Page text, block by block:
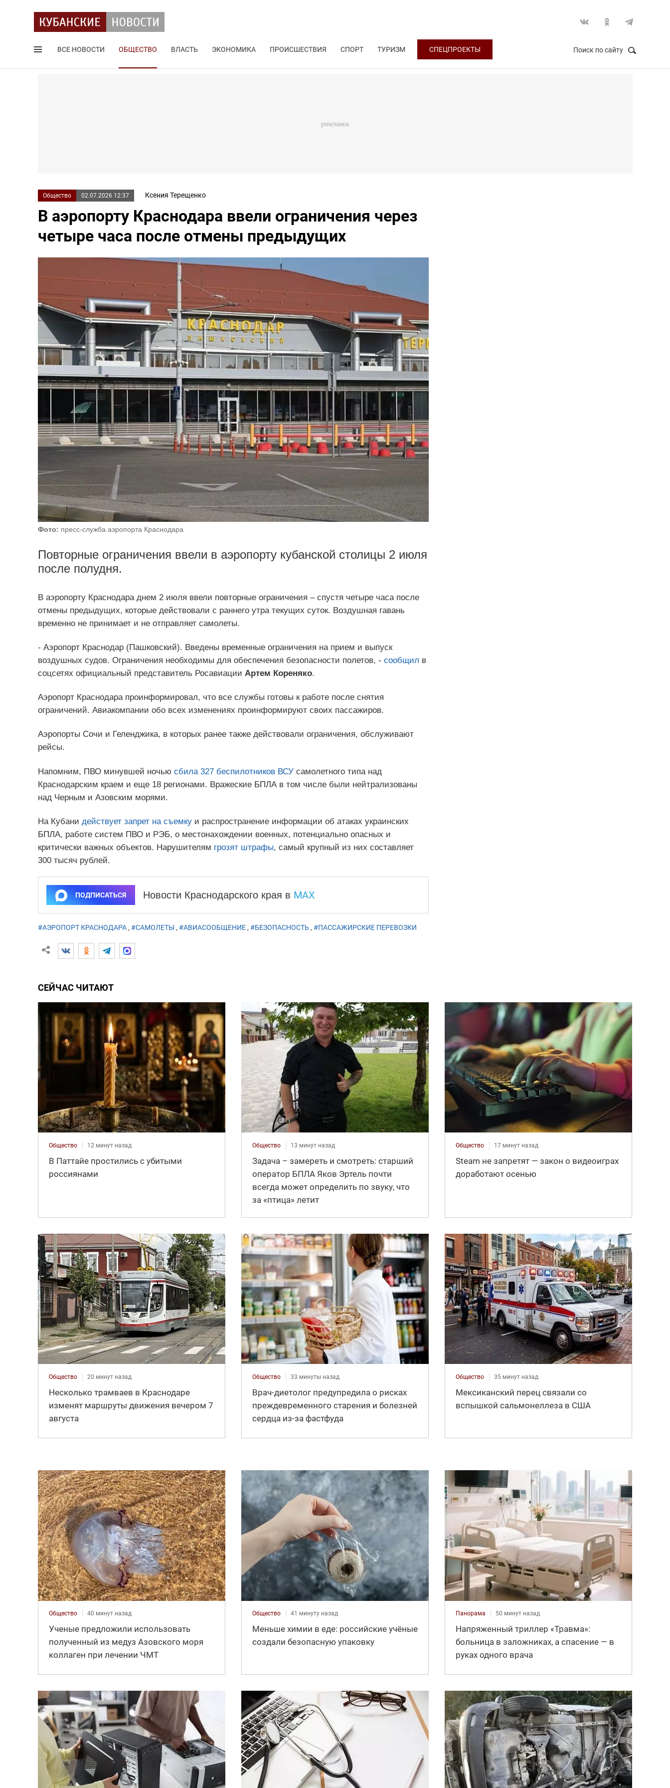
ВСЕ НОВОСТИ ОБЩЕСТВО ВЛАСТЬ ЭКОНОМИКА ПРОИСШЕСТВИЯ СПОРТ ТУРИЗМ СПЕЦПРОЕКТЫ Поиск по сайту
Общество 02.07.2026 12:37 Ксения Терещенко
В аэропорту Краснодара ввели ограничения через
четыре часа после отмены предыдущих
Фото: пресс-служба аэропорта Краснодара
Повторные ограничения ввели в аэропорту кубанской столицы 2 июля
после полудня.
В аэропорту Краснодара днем 2 июля ввели повторные ограничения – спустя четыре часа после
отмены предыдущих, которые действовали с раннего утра текущих суток. Воздушная гавань
временно не принимает и не отправляет самолеты.
- Аэропорт Краснодар (Пашковский). Введены временные ограничения на прием и выпуск
воздушных судов. Ограничения необходимы для обеспечения безопасности полетов, - сообщил в
соцсетях официальный представитель Росавиации Артем Кореняко.
Аэропорт Краснодара проинформировал, что все службы готовы к работе после снятия
ограничений. Авиакомпании обо всех изменениях проинформируют своих пассажиров.
Аэропорты Сочи и Геленджика, в которых ранее также действовали ограничения, обслуживают
рейсы.
Напомним, ПВО минувшей ночью сбила 327 беспилотников ВСУсамолетного типа над
Краснодарским краем и еще 18 регионами. Вражеские БПЛА в том числе были нейтрализованы
над Черным и Азовским морями.
На Кубани действует запрет на съемкуи распространение информации об атаках украинских
БПЛА, работе систем ПВО и РЭБ, о местонахождении военных, потенциально опасных и
критически важных объектов. Нарушителям грозят штрафы, самый крупный из них составляет
300 тысяч рублей.
ПОДПИСАТЬСЯ Новости Краснодарского края в MAX
#АЭРОПОРТ КРАСНОДАРА, #САМОЛЕТЫ , #АВИАСООБЩЕНИЕ, #БЕЗОПАСНОСТЬ, #ПАССАЖИРСКИЕ ПЕРЕВОЗКИ
СЕЙЧАС ЧИТАЮТ
Общество 12 минут назад
В Паттайе простились с убитыми
россиянами
Общество 13 минут назад
Задача – замереть и смотреть: старший
оператор БПЛА Яков Эртель почти
всегда может определить по звуку, что
за «птица» летит
Общество 17 минут назад
Steam не запретят — закон о видеоиграх
доработают осенью
Общество 20 минут назад
Несколько трамваев в Краснодаре
изменят маршруты движения вечером 7
августа
Общество 33 минуты назад
Врач-диетолог предупредила о рисках
преждевременного старения и болезней
сердца из-за фастфуда
Общество 35 минут назад
Мексиканский перец связали со
вспышкой сальмонеллеза в США
Общество 40 минут назад
Ученые предложили использовать
полученный из медуз Азовского моря
коллаген при лечении ЧМТ
Общество 41 минуту назад
Меньше химии в еде: российские учёные
создали безопасную упаковку
Панорама 50 минут назад
Напряженный триллер «Травма»:
больница в заложниках, а спасение — в
руках одного врача